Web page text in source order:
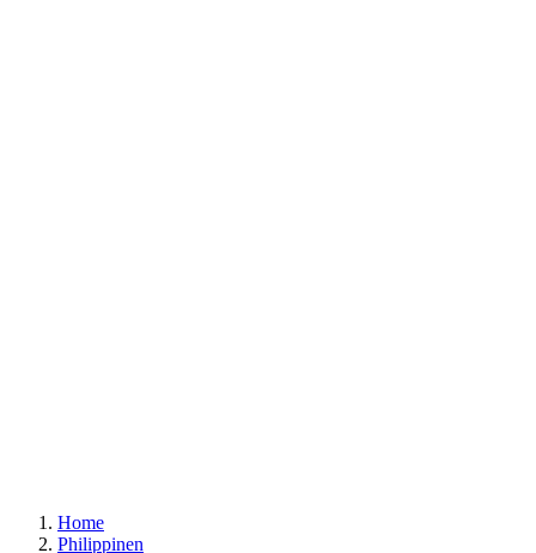
Home
Philippinen